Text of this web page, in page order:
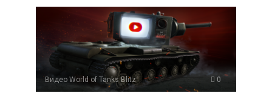
Видео World of Tanks Blitz 0